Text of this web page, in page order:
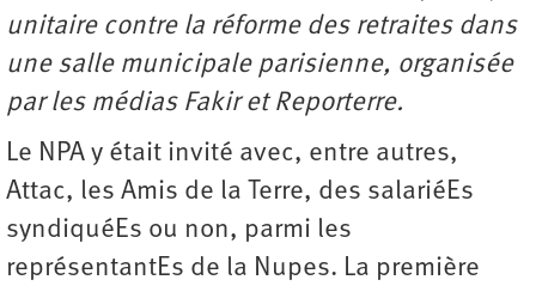
unitaire contre la réforme des retraites dans
une salle municipale parisienne, organisée
par les médias Fakir et Reporterre.
Le NPA y était invité avec, entre autres,
Attac, les Amis de la Terre, des salariéEs
syndiquéEs ou non, parmi les
représentantEs de la Nupes. La première